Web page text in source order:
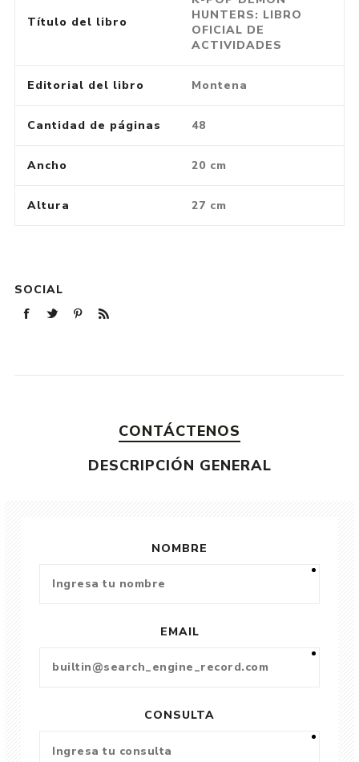
Título del libro
HUNTERS: LIBRO
OFICIAL DE
ACTIVIDADES
Editorial del libro Montena
Cantidad de páginas 48
Ancho 20 cm
Altura 27 cm
SOCIAL
CONTÁCTENOS
DESCRIPCIÓN GENERAL
NOMBRE
EMAIL
CONSULTA